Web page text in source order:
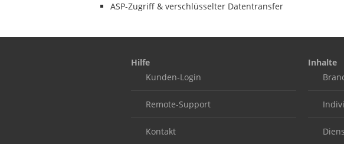
ASP-Zugriff & verschlüsselter Datentransfer
Footer content
Hilfe
Kunden-Login
Remote-Support
Kontakt
Inhalte